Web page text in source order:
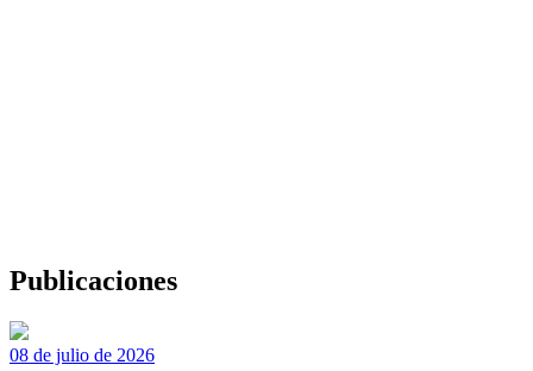
Publicaciones
08 de julio de 2026